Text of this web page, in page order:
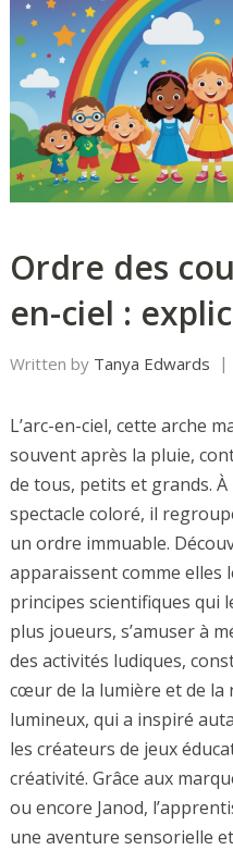
Ordre des
en-ciel :
Written by Tanya Edwards
L’arc-en-ciel, cette arche
souvent après la pluie,
de tous, petits et grands.
spectacle coloré, il
un ordre immuable.
apparaissent comme elles
principes scientifiques qui
plus joueurs, s’amuser à
des activités ludiques,
cœur de la lumière et de la
lumineux, qui a inspiré
les créateurs de jeux
créativité. Grâce aux
ou encore Janod,
une aventure sensorielle